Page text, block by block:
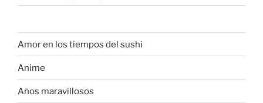
Amor en los tiempos del sushi
Anime
Años maravillosos